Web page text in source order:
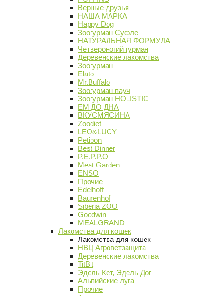
Верные друзья
НАША МАРКА
Happy Dog
Зоогурман Суфле
НАТУРАЛЬНАЯ ФОРМУЛА
Четвероногий гурман
Деревенские лакомства
Зоогурман
Elato
Mr.Buffalo
Зоогурман пауч
Зоогурман HOLISTIC
ЕМ ДО ДНА
ВКУСМЯСИНА
Zoodiet
LEO&LUCY
Petibon
Best Dinner
P.E.P.P.O.
Meat Garden
ENSO
Прочие
Edelhoff
Baurenhof
Siberia ZOO
Goodwin
MEALGRAND
Лакомства для кошек
Лакомства для кошек
НВЦ Агроветзащита
Деревенские лакомства
TitBit
Эдель Кет, Эдель Дог
Альпийские луга
Прочие